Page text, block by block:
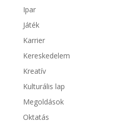
Ipar
Játék
Karrier
Kereskedelem
Kreatív
Kulturális lap
Megoldások
Oktatás